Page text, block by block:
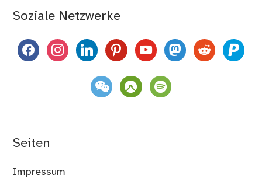
Soziale Netzwerke
facebookinstagramlinkedinpinterestyoutubemastodon
reddit paypal
weixin komootspotify
Seiten
Impressum